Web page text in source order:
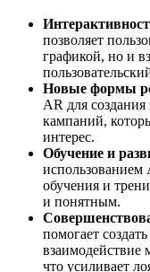
позволяет
графикой, но и
Новые формы
AR для
кампаний,
интерес.
Обучение и
использованием
обучения и
и понятным.
помогает
взаимодействие
что усиливает